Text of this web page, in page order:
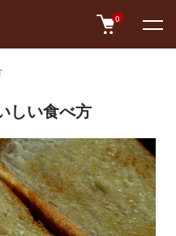
0
しい食べ方